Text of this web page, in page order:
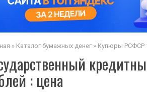
» Каталог бумажных денег » Купюры РСФСР
: цена